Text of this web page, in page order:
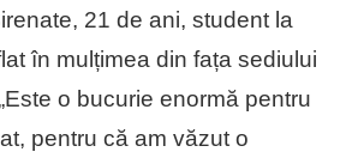
21 de ani, student la
în mulțimea din fața sediului
o bucurie enormă pentru
pentru că am văzut o